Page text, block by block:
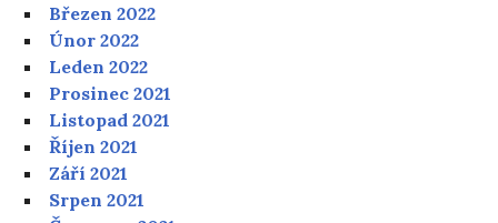
Březen 2022
Únor 2022
Leden 2022
Prosinec 2021
Listopad 2021
Říjen 2021
Září 2021
Srpen 2021